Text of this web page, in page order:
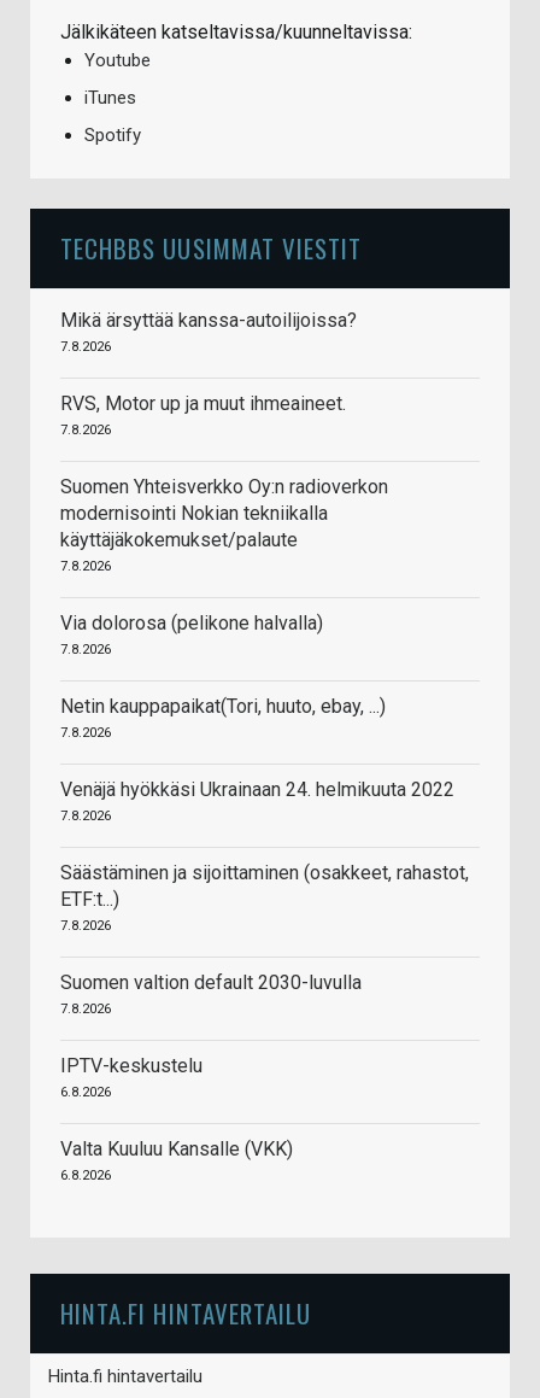
Jälkikäteen katseltavissa/kuunneltavissa:
Youtube
iTunes
Spotify
TECHBBS UUSIMMAT VIESTIT
Mikä ärsyttää kanssa-autoilijoissa?
7.8.2026
RVS, Motor up ja muut ihmeaineet.
7.8.2026
Suomen Yhteisverkko Oy:n radioverkon
modernisointi Nokian tekniikalla
käyttäjäkokemukset/palaute
7.8.2026
Via dolorosa (pelikone halvalla)
7.8.2026
Netin kauppapaikat(Tori, huuto, ebay, ...)
7.8.2026
Venäjä hyökkäsi Ukrainaan 24. helmikuuta 2022
7.8.2026
Säästäminen ja sijoittaminen (osakkeet, rahastot,
ETF:t...)
7.8.2026
Suomen valtion default 2030-luvulla
7.8.2026
IPTV-keskustelu
6.8.2026
Valta Kuuluu Kansalle (VKK)
6.8.2026
HINTA.FI HINTAVERTAILU
Hinta.fi hintavertailu